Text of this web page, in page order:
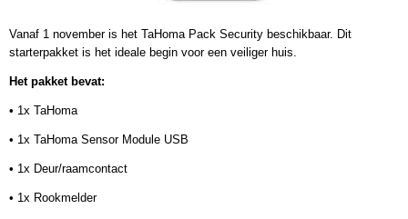
Vanaf 1 november is het TaHoma Pack Security beschikbaar. Dit
starterpakket is het ideale begin voor een veiliger huis.
Het pakket bevat:
• 1x TaHoma
• 1x TaHoma Sensor Module USB
• 1x Deur/raamcontact
• 1x Rookmelder